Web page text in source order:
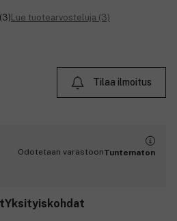
(3)Lue tuotearvosteluja (3)
Tilaa ilmoitus
Odotetaan varastoonTuntematon
Yksityiskohdat